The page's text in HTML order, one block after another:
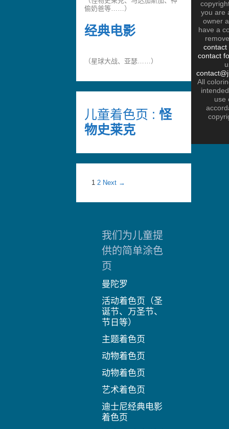
偷奶爸等……）
经典电影
（星球大战、亚瑟……）
儿童着色页 :怪
物史莱克
P
1 2 Next →
我们为儿童提
供的简单涂色
页
曼陀罗
活动着色页（圣
诞节、万圣节、
节日等）
主题着色页
动物着色页
动物着色页
艺术着色页
迪士尼经典电影
着色页
you are
owner
have a
contact
contact
All
use